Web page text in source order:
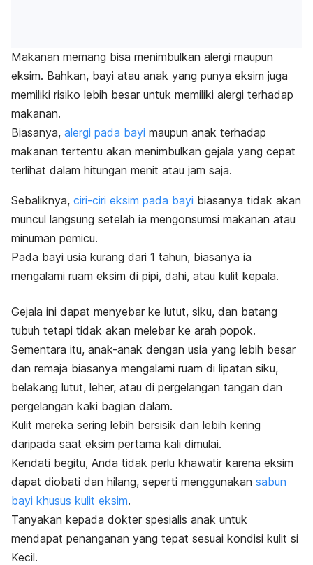
Makanan memang bisa menimbulkan alergi maupun
eksim. Bahkan, bayi atau anak yang punya eksim juga
memiliki risiko lebih besar untuk memiliki alergi terhadap
makanan.
Biasanya, alergi pada bayi maupun anak terhadap
makanan tertentu akan menimbulkan gejala yang cepat
terlihat dalam hitungan menit atau jam saja.
Sebaliknya, ciri-ciri eksim pada bayi biasanya tidak akan
muncul langsung setelah ia mengonsumsi makanan atau
minuman pemicu.
Pada bayi usia kurang dari 1 tahun, biasanya ia
mengalami ruam eksim di pipi, dahi, atau kulit kepala.
Gejala ini dapat menyebar ke lutut, siku, dan batang
tubuh tetapi tidak akan melebar ke arah popok.
Sementara itu, anak-anak dengan usia yang lebih besar
dan remaja biasanya mengalami ruam di lipatan siku,
belakang lutut, leher, atau di pergelangan tangan dan
pergelangan kaki bagian dalam.
Kulit mereka sering lebih bersisik dan lebih kering
daripada saat eksim pertama kali dimulai.
Kendati begitu, Anda tidak perlu khawatir karena eksim
dapat diobati dan hilang, seperti menggunakan sabun
bayi khusus kulit eksim.
Tanyakan kepada dokter spesialis anak untuk
mendapat penanganan yang tepat sesuai kondisi kulit si
Kecil.